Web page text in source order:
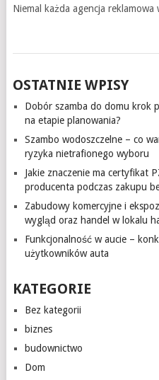
Niemal każda agencja reklamowa
OSTATNIE WPISY
Dobór szamba do domu krok
na etapie planowania?
Szambo wodoszczelne – co
ryzyka nietrafionego wyboru
Jakie znaczenie ma certyfikat
producenta podczas zakupu
Zabudowy komercyjne i
wygląd oraz handel w lokalu
Funkcjonalność w aucie –
użytkowników auta
KATEGORIE
Bez kategorii
biznes
budownictwo
Dom